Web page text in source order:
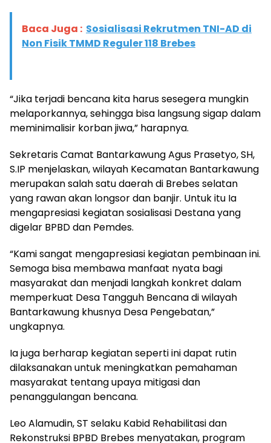
Baca Juga : Sosialisasi Rekrutmen TNI-AD di
Non Fisik TMMD Reguler 118 Brebes
“Jika terjadi bencana kita harus sesegera mungkin
melaporkannya, sehingga bisa langsung sigap dalam
meminimalisir korban jiwa,” harapnya.
Sekretaris Camat Bantarkawung Agus Prasetyo, SH,
S.IP menjelaskan, wilayah Kecamatan Bantarkawung
merupakan salah satu daerah di Brebes selatan
yang rawan akan longsor dan banjir. Untuk itu Ia
mengapresiasi kegiatan sosialisasi Destana yang
digelar BPBD dan Pemdes.
“Kami sangat mengapresiasi kegiatan pembinaan ini.
Semoga bisa membawa manfaat nyata bagi
masyarakat dan menjadi langkah konkret dalam
memperkuat Desa Tangguh Bencana di wilayah
Bantarkawung khusnya Desa Pengebatan,”
ungkapnya.
Ia juga berharap kegiatan seperti ini dapat rutin
dilaksanakan untuk meningkatkan pemahaman
masyarakat tentang upaya mitigasi dan
penanggulangan bencana.
Leo Alamudin, ST selaku Kabid Rehabilitasi dan
Rekonstruksi BPBD Brebes menyatakan, program